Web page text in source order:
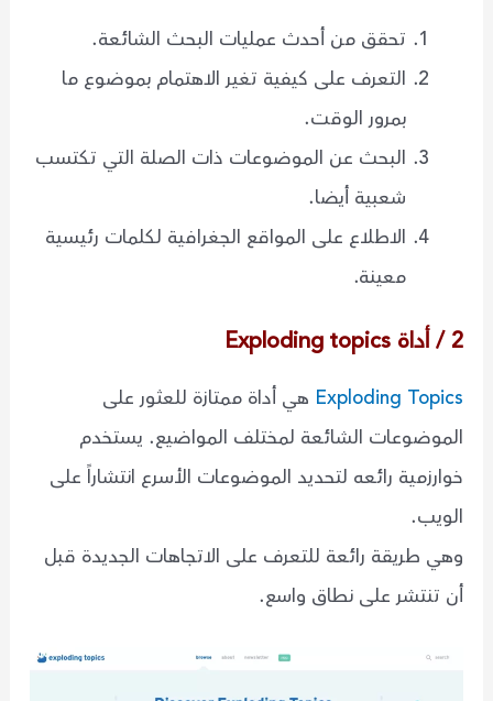
تحقق من أحدث عمليات البحث الشائعة.
التعرف على كيفية تغير الاهتمام بموضوع ما
بمرور الوقت.
البحث عن الموضوعات ذات الصلة التي تكتسب
شعبية أيضا.
الاطلاع على المواقع الجغرافية لكلمات رئيسية
معينة.
2 / أداة Exploding topics
Exploding Topics هي أداة ممتازة للعثور على
الموضوعات الشائعة لمختلف المواضيع. يستخدم
خوارزمية رائعه لتحديد الموضوعات الأسرع انتشاراً على
الويب.
وهي طريقة رائعة للتعرف على الاتجاهات الجديدة قبل
أن تنتشر على نطاق واسع.